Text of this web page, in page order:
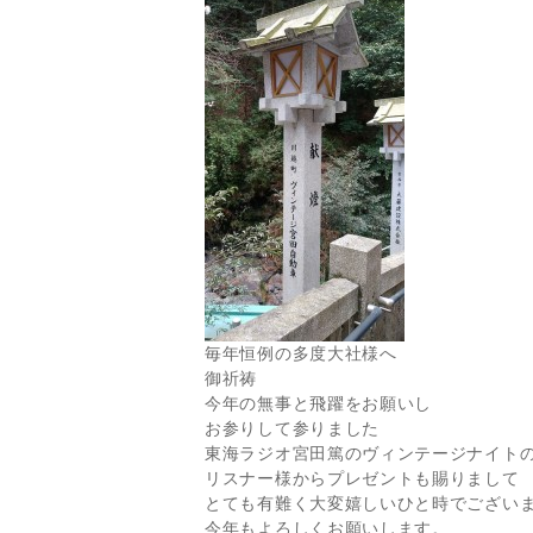
毎年恒例の多度大社様へ
御祈祷
今年の無事と飛躍をお願いし
お参りして参りました
東海ラジオ宮田篤のヴィンテージナイト
リスナー様からプレゼントも賜りまして
とても有難く大変嬉しいひと時でござい
今年もよろしくお願いします。